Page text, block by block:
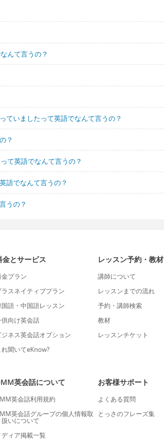
んて言うの？
ていましたって英語でなんて言うの？
？
て英語でなんて言うの？
語でなんて言うの？
うの？
金とサービス
プラン
ラスネイティブプラン
語・中国語レッスン
供向け英会話
ジネス英会話オプション
れ聞いてeKnow?
レッスン予約・教材
講師について
レッスンまでの流れ
予約・講師検索
教材
レッスンチケット
英会話について
英会話利用規約
英会話グループの個人情報取
扱いについて
ディア掲載一覧
お客様サポート
よくある質問
とっさのフレーズ集